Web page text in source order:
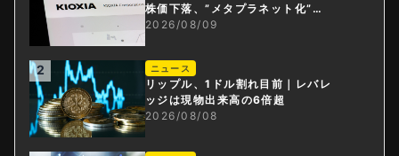
株価下落、”メタプラネット化”の
指摘は本当？
2026/08/09
2 ニュース
リップル、1ドル割れ目前｜レバレ
ッジは現物出来高の6倍超
2026/08/08